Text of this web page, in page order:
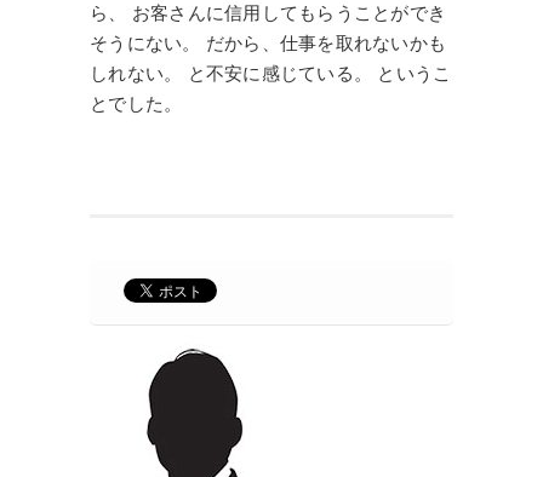
ら、 お客さんに信用してもらうことができ
そうにない。 だから、仕事を取れないかも
しれない。 と不安に感じている。 というこ
とでした。